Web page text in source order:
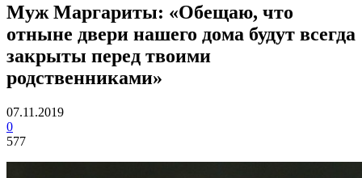
Муж Маргариты: «Обещаю, что
отныне двери нашего дома будут всегда
закрыты перед твоими
родственниками»
07.11.2019
0
577